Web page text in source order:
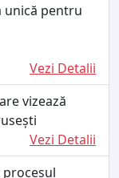
unică pentru
Vezi Detalii
vizează
Vezi Detalii
procesul